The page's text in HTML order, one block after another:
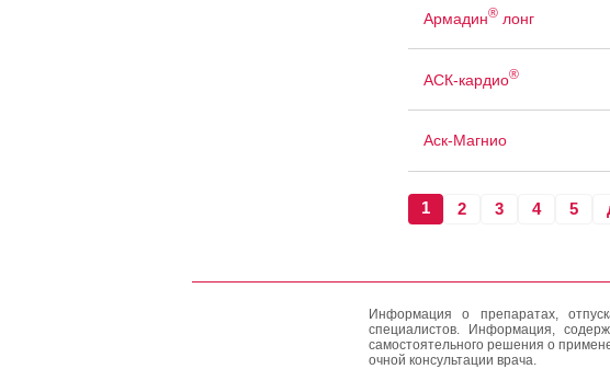
Армадин®лонг
АСК-кардио®
Аск-Магнио
1 2 3 4 5
Информация о препаратах,
специалистов. Информация,
самостоятельного решения о
очной консультации врача.